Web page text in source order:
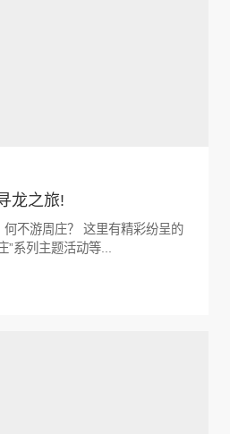
龙之旅!
不游周庄？ 这里有精彩纷呈的
”系列主题活动等...